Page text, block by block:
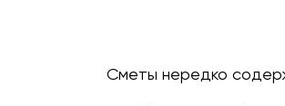
Сметы нередко